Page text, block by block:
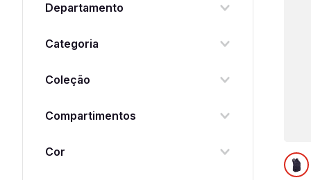
Departamento
Categoria
Coleção
Compartimentos
Cor